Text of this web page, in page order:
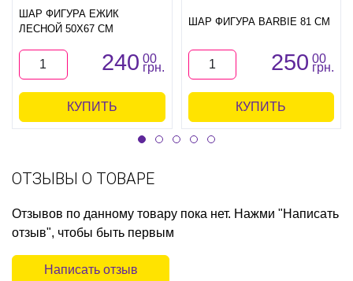
ШАР ФИГУРА ЕЖИК
ЛЕСНОЙ 50Х67 СМ
240 00
грн.
КУПИТЬ
ШАР ФИГУРА BARBIE 81 СМ
250 00
грн.
КУПИТЬ
ОТЗЫВЫ О ТОВАРЕ
Отзывов по данному товару пока нет. Нажми "Написать
отзыв", чтобы быть первым
Написать отзыв